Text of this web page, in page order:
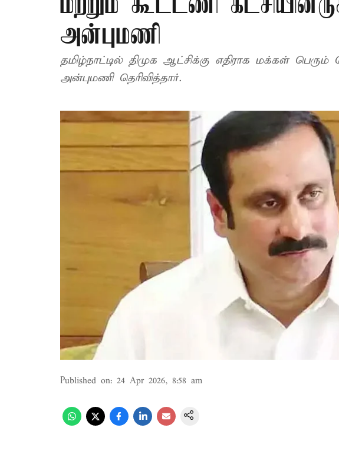
அன்புமணி
தமிழ்நாட்டில் திமுக ஆட்சிக்கு எதிராக மக்கள்
அன்புமணி தெரிவித்தார்.
Published on: 24 Apr 2026, 8:58 am